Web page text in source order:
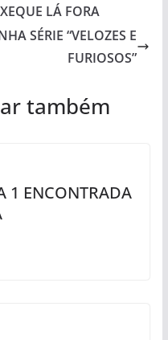
LÁ FORA
SÉRIE “VELOZES E
FURIOSOS”
também
1 ENCONTRADA